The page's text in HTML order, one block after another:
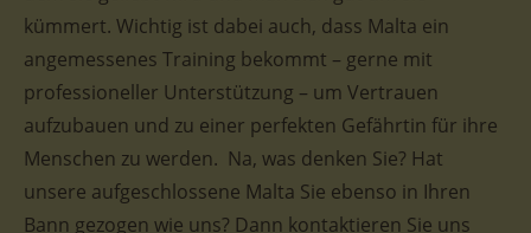
kümmert. Wichtig ist dabei auch, dass Malta ein
angemessenes Training bekommt – gerne mit
professioneller Unterstützung – um Vertrauen
aufzubauen und zu einer perfekten Gefährtin für ihre
Menschen zu werden. Na, was denken Sie? Hat
unsere aufgeschlossene Malta Sie ebenso in Ihren
Bann gezogen wie uns? Dann kontaktieren Sie uns